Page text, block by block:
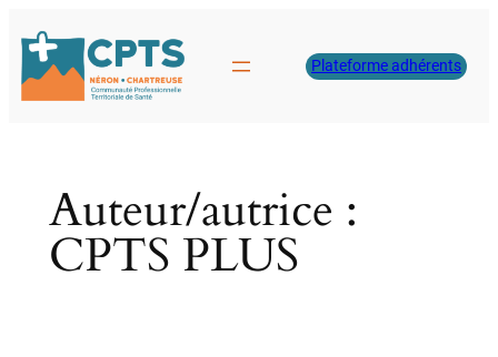
au
contenu
Plateforme adhérents
Auteur/autrice :
CPTS PLUS